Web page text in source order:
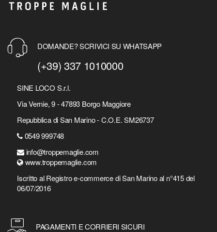
DOMANDE? SCRIVICI SU WHATSAPP
(+39) 337 1010000
SINE LOCO S.r.l.
Via Vernie, 9 - 47893 Borgo Maggiore
Repubblica di San Marino - C.O.E. SM26737
0549 999748
info@troppemaglie.com
www.troppemaglie.com
Iscritto al Registro e-commerce di San Marino al n°415 del
06/07/2016
PAGAMENTI E CORRIERI SICURI